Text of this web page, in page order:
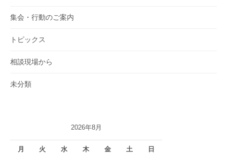
集会・行動のご案内
トピックス
相談現場から
未分類
2026年8月
月 火 水 木 金 土 日